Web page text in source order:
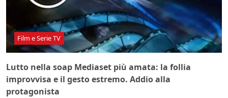
Film e Serie TV
Lutto nella soap Mediaset più amata: la follia
improvvisa e il gesto estremo. Addio alla
protagonista